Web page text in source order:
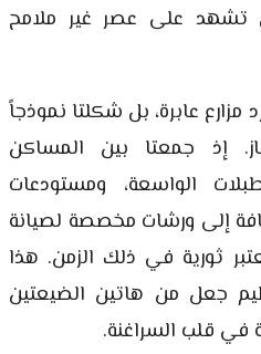
تشهد على عصر غير ملامح
عابرة، بل شكلتا نموذجاً
إذ جمعتا بين المساكن
الواسعة، ومستودعات
إلى ورشات مخصصة لصيانة
ثورية في ذلك الزمن. هذا
جعل من هاتين الضيعتين
في قلب السراغنة.